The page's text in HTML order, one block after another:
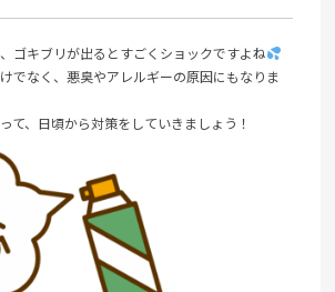
ゴキブリが出るとすごくショックですよね
でなく、悪臭やアレルギーの原因にもなりま
て、日頃から対策をしていきましょう！